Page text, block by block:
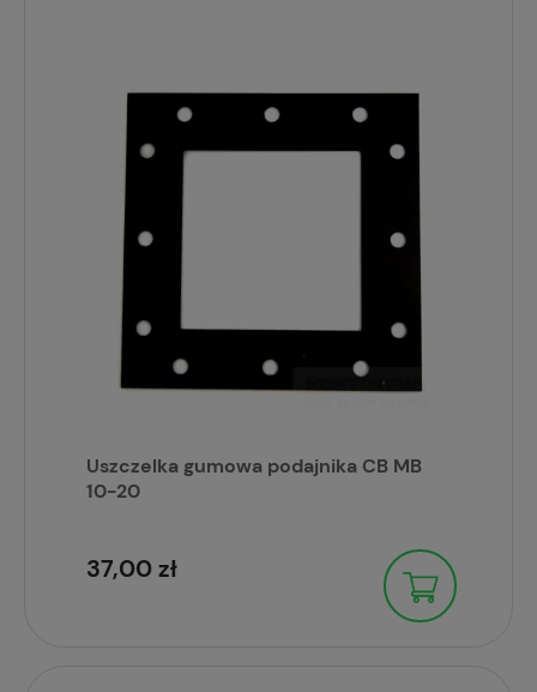
Uszczelka gumowa podajnika CB MB
10-20
37,00 zł